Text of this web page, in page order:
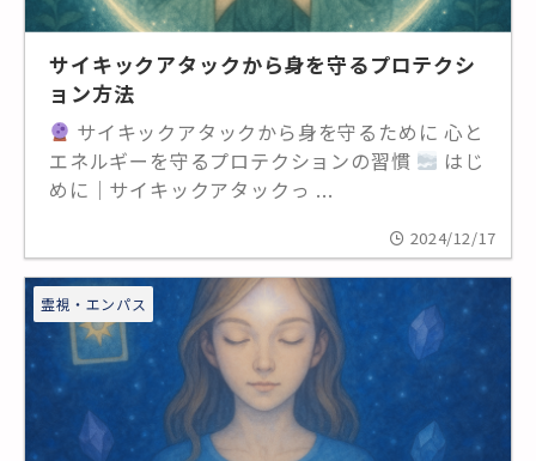
サイキックアタックから身を守るプロテクシ
ョン方法
サイキックアタックから身を守るために 心と
エネルギーを守るプロテクションの習慣
はじ
めに｜サイキックアタックっ ...
2024/12/17
霊視・エンパス